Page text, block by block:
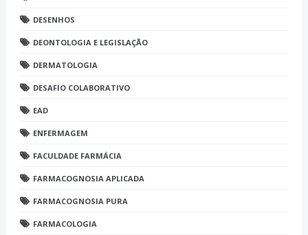
DESENHOS
DEONTOLOGIA E LEGISLAÇÃO
DERMATOLOGIA
DESAFIO COLABORATIVO
EAD
ENFERMAGEM
FACULDADE FARMÁCIA
FARMACOGNOSIA APLICADA
FARMACOGNOSIA PURA
FARMACOLOGIA